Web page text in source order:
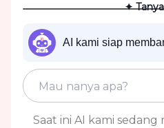
✦
AI kami siap
Saat ini AI kami